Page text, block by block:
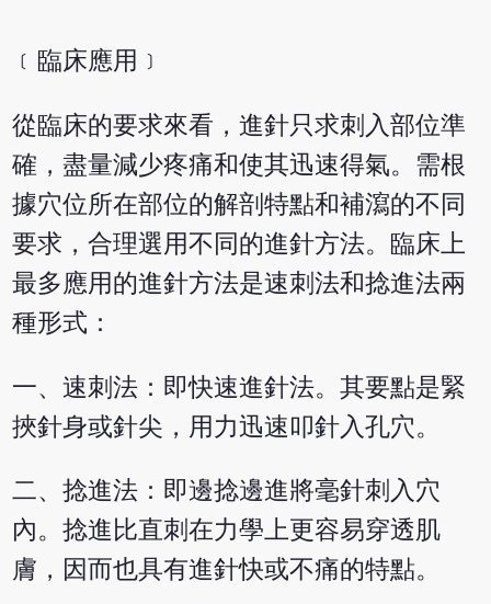
﹝臨床應用﹞
從臨床的要求來看，進針只求刺入部位準
確，盡量減少疼痛和使其迅速得氣。需根
據穴位所在部位的解剖特點和補瀉的不同
要求，合理選用不同的進針方法。臨床上
最多應用的進針方法是速刺法和捻進法兩
種形式：
一、速刺法：即快速進針法。其要點是緊
挾針身或針尖，用力迅速叩針入孔穴。
二、捻進法：即邊捻邊進將毫針刺入穴
內。捻進比直刺在力學上更容易穿透肌
膚，因而也具有進針快或不痛的特點。